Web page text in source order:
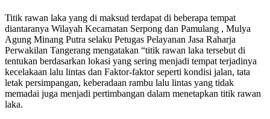
Titik rawan laka yang di maksud terdapat di beberapa tempat
diantaranya Wilayah Kecamatan Serpong dan Pamulang , Mulya
Agung Minang Putra selaku Petugas Pelayanan Jasa Raharja
Perwakilan Tangerang mengatakan “titik rawan laka tersebut di
tentukan berdasarkan lokasi yang sering menjadi tempat terjadinya
kecelakaan lalu lintas dan Faktor-faktor seperti kondisi jalan, tata
letak persimpangan, keberadaan rambu lalu lintas yang tidak
memadai juga menjadi pertimbangan dalam menetapkan titik rawan
laka.